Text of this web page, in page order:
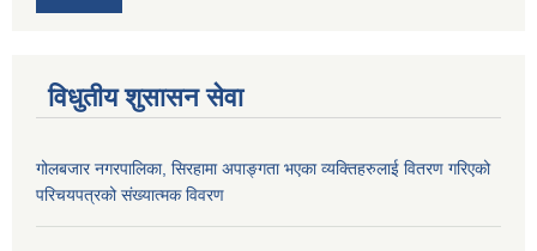
विधुतीय शुसासन सेवा
गोलबजार नगरपालिका, सिरहामा अपाङ्गता भएका व्यक्तिहरुलाई वितरण गरिएको
परिचयपत्रको संख्यात्मक विवरण